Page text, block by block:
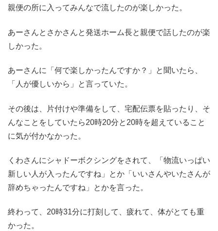
親便の所に入ってみんなで流したのが楽しかった。
あーさんとさかさんと発送ホーム長と親便で話したのが楽
しかった。
あーさんに「何で楽しかったんですか？」と聞いたら、
「人が優しいから」と言っていた。
その後は、片付けや準備をして、宅配伝票を貼ったり、そ
んなことをしていたら20時20分と20時を超えていること
に気が付かなかった。
くわさんにシャドーボクシングをされて、「物流いっぱい
新しい人が入ったんですね」とか「いいさんやいたさんが
辞めちゃったんですね」とかを言った。
終わって、20時31分に打刻して、疲れて、体がとても重
かった。